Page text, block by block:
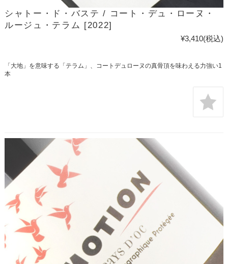
シャトー・ド・バステ / コート・デュ・ローヌ・
ルージュ・テラム [2022]
¥3,410(税込)
「大地」を意味する「テラム」、コートデュローヌの真骨頂を味わえる力強い1
本